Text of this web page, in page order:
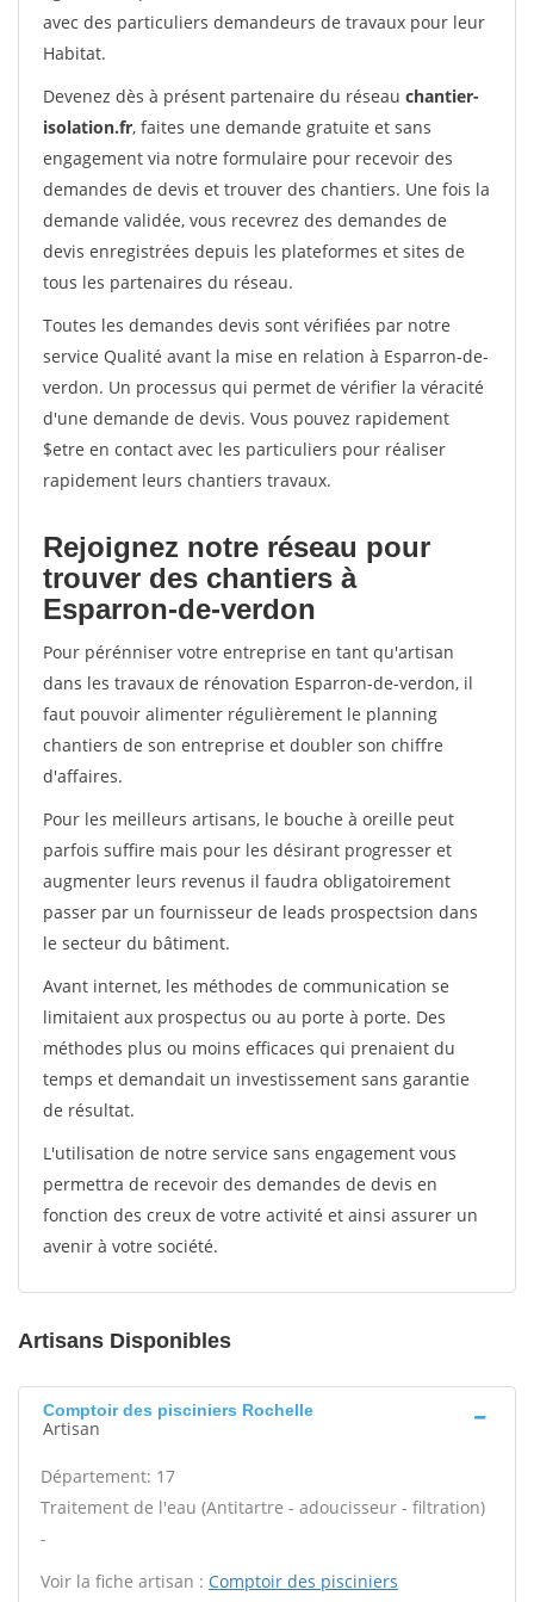
avec des particuliers demandeurs de travaux pour leur
Habitat.
Devenez dès à présent partenaire du réseau chantier-
isolation.fr, faites une demande gratuite et sans
engagement via notre formulaire pour recevoir des
demandes de devis et trouver des chantiers. Une fois la
demande validée, vous recevrez des demandes de
devis enregistrées depuis les plateformes et sites de
tous les partenaires du réseau.
Toutes les demandes devis sont vérifiées par notre
service Qualité avant la mise en relation à Esparron-de-
verdon. Un processus qui permet de vérifier la véracité
d'une demande de devis. Vous pouvez rapidement
$etre en contact avec les particuliers pour réaliser
rapidement leurs chantiers travaux.
Rejoignez notre réseau pour
trouver des chantiers à
Esparron-de-verdon
Pour pérénniser votre entreprise en tant qu'artisan
dans les travaux de rénovation Esparron-de-verdon, il
faut pouvoir alimenter régulièrement le planning
chantiers de son entreprise et doubler son chiffre
d'affaires.
Pour les meilleurs artisans, le bouche à oreille peut
parfois suffire mais pour les désirant progresser et
augmenter leurs revenus il faudra obligatoirement
passer par un fournisseur de leads prospectsion dans
le secteur du bâtiment.
Avant internet, les méthodes de communication se
limitaient aux prospectus ou au porte à porte. Des
méthodes plus ou moins efficaces qui prenaient du
temps et demandait un investissement sans garantie
de résultat.
L'utilisation de notre service sans engagement vous
permettra de recevoir des demandes de devis en
fonction des creux de votre activité et ainsi assurer un
avenir à votre société.
Artisans Disponibles
Comptoir des pisciniers Rochelle
Artisan
Département: 17
Traitement de l'eau (Antitartre - adoucisseur - filtration)
-
Voir la fiche artisan : Comptoir des pisciniers